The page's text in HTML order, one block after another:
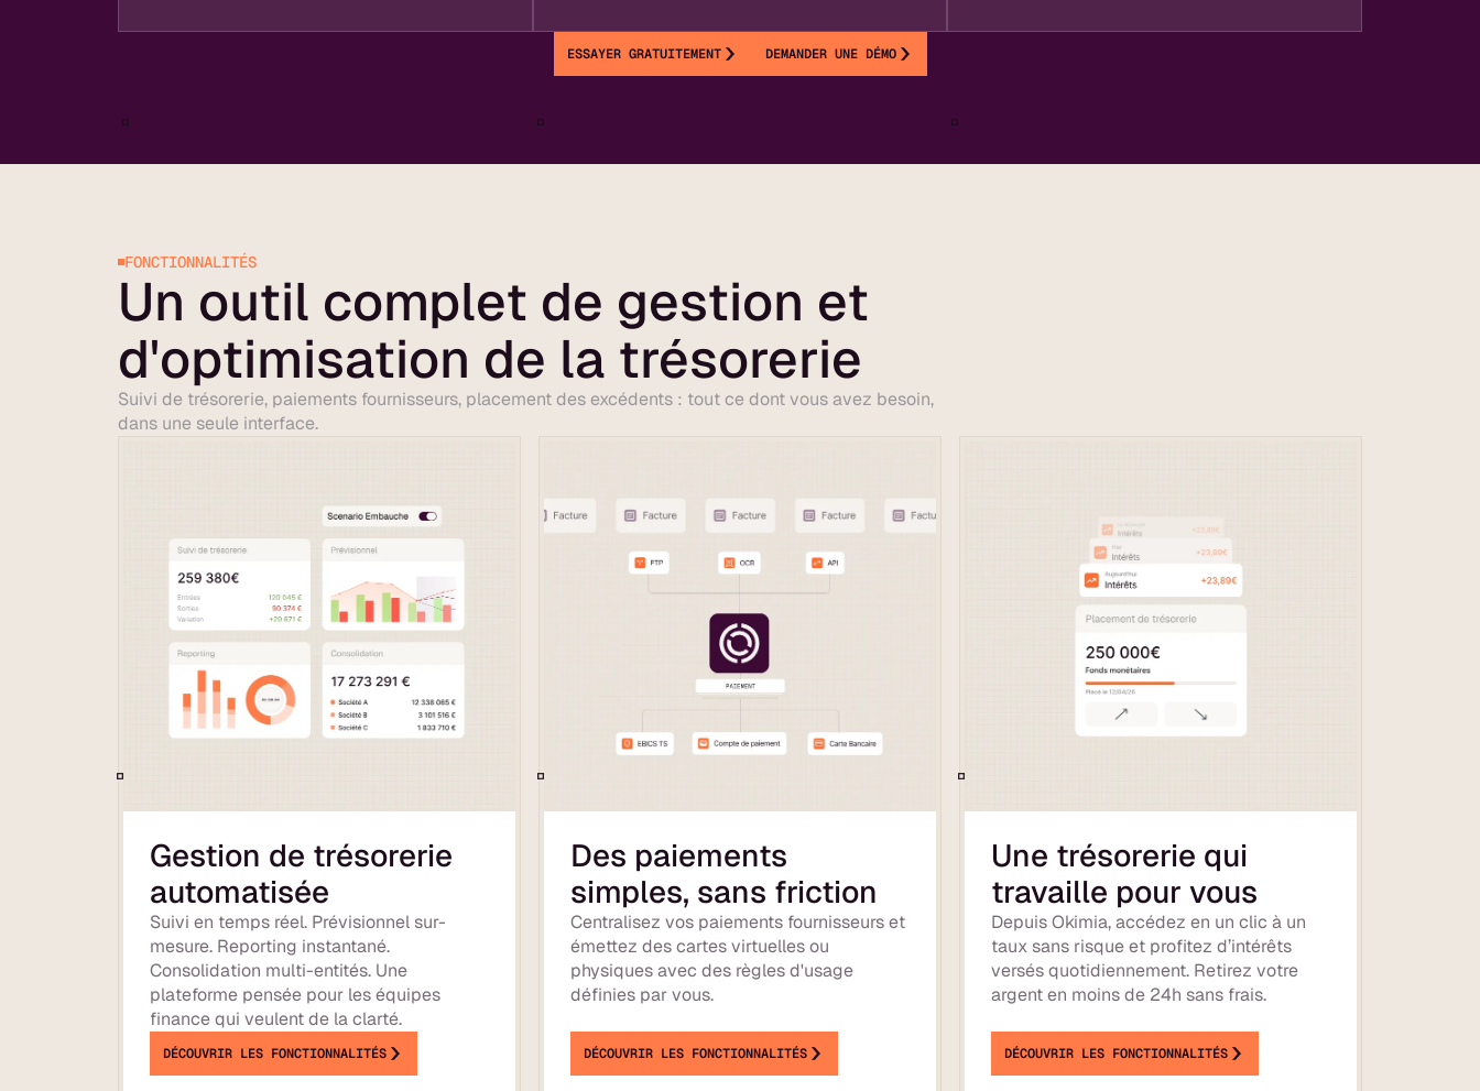
ESSAYER GRATUITEMENT DEMANDER UNE DÉMO
FONCTIONNALITÉS
Un outil complet de gestion et
d'optimisation de la trésorerie
Suivi de trésorerie, paiements fournisseurs, placement des excédents : tout ce dont vous avez besoin,
dans une seule interface.
Gestion de trésorerie
automatisée
Suivi en temps réel. Prévisionnel sur-
mesure. Reporting instantané.
Consolidation multi-entités. Une
plateforme pensée pour les équipes
finance qui veulent de la clarté.
DÉCOUVRIR LES FONCTIONNALITÉS
Des paiements
simples, sans friction
Centralisez vos paiements fournisseurs et
émettez des cartes virtuelles ou
physiques avec des règles d'usage
définies par vous.
DÉCOUVRIR LES FONCTIONNALITÉS
Une trésorerie qui
travaille pour vous
Depuis Okimia, accédez en un clic à un
taux sans risque et profitez d’intérêts
versés quotidiennement. Retirez votre
argent en moins de 24h sans frais.
DÉCOUVRIR LES FONCTIONNALITÉS